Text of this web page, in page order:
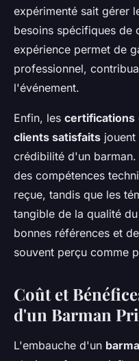
expérimenté sait gérer
besoins spécifiques de
expérience permet de
professionnel,
l'événement.
Enfin, les certifications
clients satisfaits
crédibilité d'un
des compétences
reçue, tandis que les
tangible de la qualité
bonnes références et
souvent perçu comme
Coût et
d'un Barman
L'embauche d'un